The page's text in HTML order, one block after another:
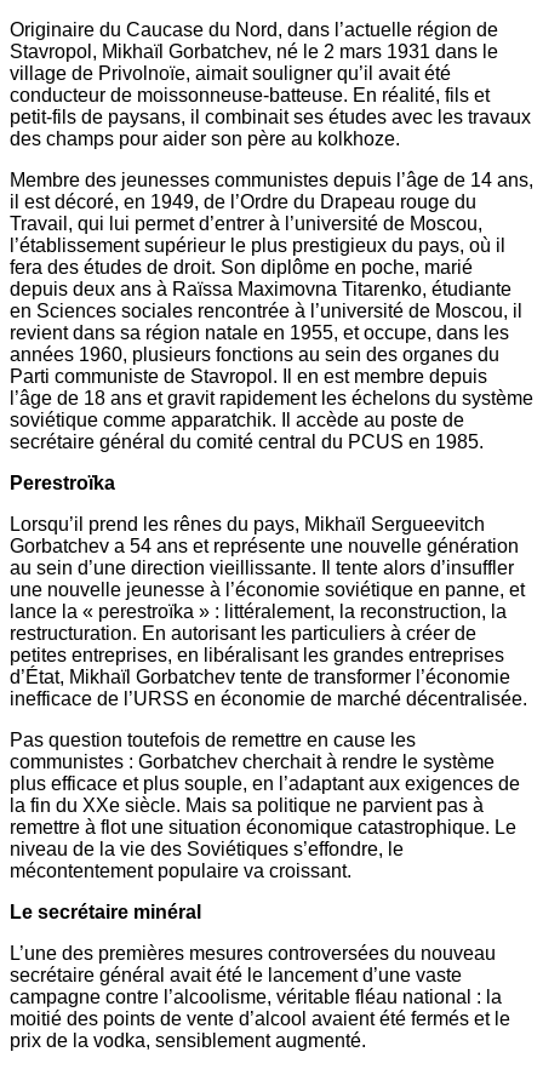
Originaire du Caucase du Nord, dans l’actuelle région de
Stavropol, Mikhaïl Gorbatchev, né le 2 mars 1931 dans le
village de Privolnoïe, aimait souligner qu’il avait été
conducteur de moissonneuse-batteuse. En réalité, fils et
petit-fils de paysans, il combinait ses études avec les travaux
des champs pour aider son père au kolkhoze.
Membre des jeunesses communistes depuis l’âge de 14 ans,
il est décoré, en 1949, de l’Ordre du Drapeau rouge du
Travail, qui lui permet d’entrer à l’université de Moscou,
l’établissement supérieur le plus prestigieux du pays, où il
fera des études de droit. Son diplôme en poche, marié
depuis deux ans à Raïssa Maximovna Titarenko, étudiante
en Sciences sociales rencontrée à l’université de Moscou, il
revient dans sa région natale en 1955, et occupe, dans les
années 1960, plusieurs fonctions au sein des organes du
Parti communiste de Stavropol. Il en est membre depuis
l’âge de 18 ans et gravit rapidement les échelons du système
soviétique comme apparatchik. Il accède au poste de
secrétaire général du comité central du PCUS en 1985.
Perestroïka
Lorsqu’il prend les rênes du pays, Mikhaïl Sergueevitch
Gorbatchev a 54 ans et représente une nouvelle génération
au sein d’une direction vieillissante. Il tente alors d’insuffler
une nouvelle jeunesse à l’économie soviétique en panne, et
lance la « perestroïka » : littéralement, la reconstruction, la
restructuration. En autorisant les particuliers à créer de
petites entreprises, en libéralisant les grandes entreprises
d’État, Mikhaïl Gorbatchev tente de transformer l’économie
inefficace de l’URSS en économie de marché décentralisée.
Pas question toutefois de remettre en cause les
communistes : Gorbatchev cherchait à rendre le système
plus efficace et plus souple, en l’adaptant aux exigences de
la fin du XXe siècle. Mais sa politique ne parvient pas à
remettre à flot une situation économique catastrophique. Le
niveau de la vie des Soviétiques s’effondre, le
mécontentement populaire va croissant.
Le secrétaire minéral
L’une des premières mesures controversées du nouveau
secrétaire général avait été le lancement d’une vaste
campagne contre l’alcoolisme, véritable fléau national : la
moitié des points de vente d’alcool avaient été fermés et le
prix de la vodka, sensiblement augmenté.